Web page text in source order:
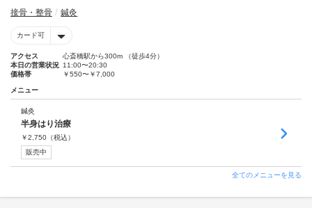
接骨・整骨 鍼灸
カード可
アクセス
心斎橋駅から300m （徒歩4分）
本日の営業状況 11:00〜20:30
価格帯
￥550〜￥7,000
メニュー
鍼灸
半身はり治療
￥2,750 （税込）
販売中
全てのメニューを見る